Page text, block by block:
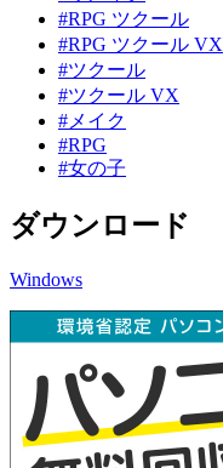
#RPG ツクール
#RPG ツクール VX
#ツクール
#ツクール VX
#メイク
#RPG
#女の子
ダウンロード
Windows